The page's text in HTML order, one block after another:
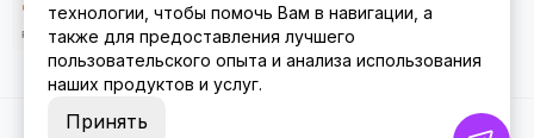
2026 © ББЛСЛегрушка.
технологии, чтобы помочь Вам в навигации, а
также для предоставления лучшего
пользовательского опыта и анализа использования
наших продуктов и услуг.
Принять